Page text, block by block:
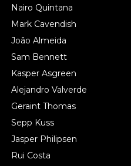
Nairo Quintana
Mark Cavendish
João Almeida
Sam Bennett
Kasper Asgreen
Alejandro Valverde
Geraint Thomas
Sepp Kuss
Jasper Philipsen
Rui Costa